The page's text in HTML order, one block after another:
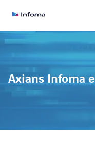
Axians Infoma